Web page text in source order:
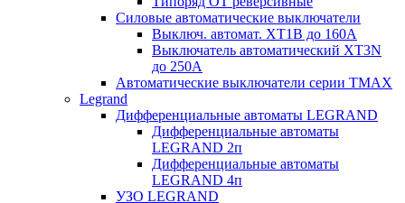
Силовые автоматические выключатели
Выключ. автомат. XT1В до 160А
Выключатель автоматический XT3N
до 250А
Автоматические выключатели серии ТМАХ
Legrand
Дифференциальные автоматы LEGRAND
Дифференциальные автоматы
LEGRAND 2п
Дифференциальные автоматы
LEGRAND 4п
УЗО LEGRAND